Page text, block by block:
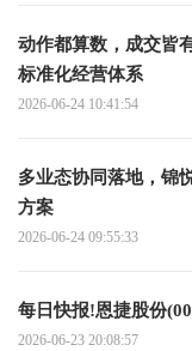
动作都算数，成交皆
标准化经营体系
2026-06-24 10:41:54
多业态协同落地，锦
方案
2026-06-24 09:55:33
每日快报!恩捷股份
2026-06-23 20:08:57